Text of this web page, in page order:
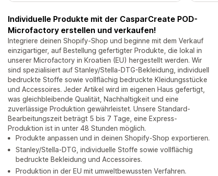
Individuelle Produkte mit der CasparCreate POD-
Microfactory erstellen und verkaufen!
Integriere deinen Shopify-Shop und beginne mit dem Verkauf
einzigartiger, auf Bestellung gefertigter Produkte, die lokal in
unserer Microfactory in Kroatien (EU) hergestellt werden. Wir
sind spezialisiert auf Stanley/Stella-DTG-Bekleidung, individuell
bedruckte Stoffe sowie vollflächig bedruckte Kleidungsstücke
und Accessoires. Jeder Artikel wird im eigenen Haus gefertigt,
was gleichbleibende Qualität, Nachhaltigkeit und eine
zuverlässige Produktion gewährleistet. Unsere Standard-
Bearbeitungszeit beträgt 5 bis 7 Tage, eine Express-
Produktion ist in unter 48 Stunden möglich.
Produkte anpassen und in deinen Shopify-Shop exportieren.
Stanley/Stella-DTG, individuelle Stoffe sowie vollflächig
bedruckte Bekleidung und Accessoires.
Produktion in der EU mit umweltbewussten Verfahren.